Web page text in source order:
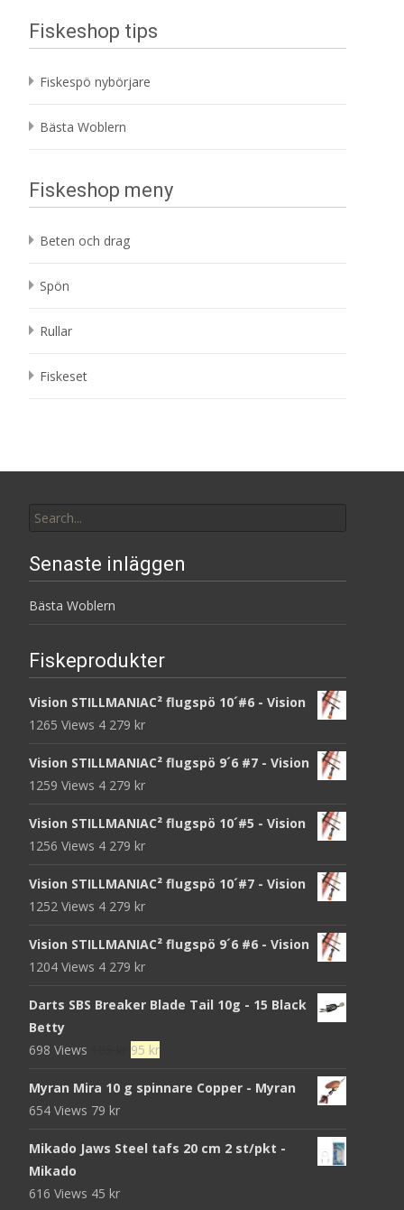
Fiskeshop tips
Fiskespö nybörjare
Bästa Woblern
Fiskeshop meny
Beten och drag
Spön
Rullar
Fiskeset
for:
Senaste inläggen
Bästa Woblern
Fiskeprodukter
Vision STILLMANIAC² flugspö 10´#6 - Vision
1265 Views 4 279 kr
Vision STILLMANIAC² flugspö 9´6 #7 - Vision
1259 Views 4 279 kr
Vision STILLMANIAC² flugspö 10´#5 - Vision
1256 Views 4 279 kr
Vision STILLMANIAC² flugspö 10´#7 - Vision
1252 Views 4 279 kr
Vision STILLMANIAC² flugspö 9´6 #6 - Vision
1204 Views 4 279 kr
Darts SBS Breaker Blade Tail 10g - 15 Black
Betty
698 Views
Det
priset
95 krDet
priset
Myran Mira 10 g spinnare Copper - Myran
654 Views 79 kr
Mikado Jaws Steel tafs 20 cm 2 st/pkt -
Mikado
616 Views 45 kr